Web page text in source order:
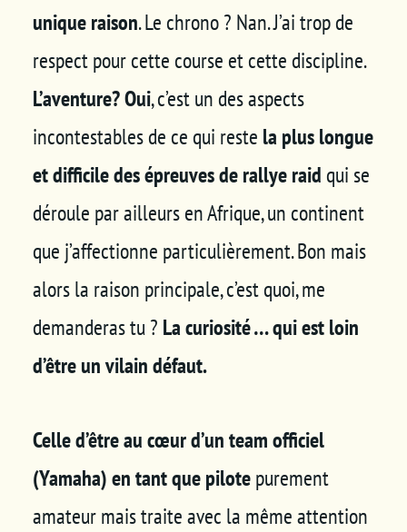
unique raison. Le chrono ? Nan. J’ai trop de
respect pour cette course et cette discipline.
L’aventure? Oui, c’est un des aspects
incontestables de ce qui reste la plus longue
et difficile des épreuves de rallye raid qui se
déroule par ailleurs en Afrique, un continent
que j’affectionne particulièrement. Bon mais
alors la raison principale, c’est quoi, me
demanderas tu ? La curiosité … qui est loin
d’être un vilain défaut.
Celle d’être au cœur d’un team officiel
(Yamaha) en tant que pilotepurement
amateur mais traite avec la même attention